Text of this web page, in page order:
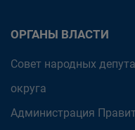
ОРГАНЫ ВЛАСТИ
Совет народных
округа
Администрация